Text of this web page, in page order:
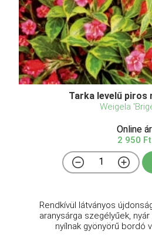
Tarka levelű piros
Weigela
Online ár
2 950 Ft
Rendkívül látványos
aranysárga szegélyűek,
nyílnak gyönyörű bordó